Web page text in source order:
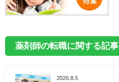
薬剤師の転職に関する記事
2026.8.5